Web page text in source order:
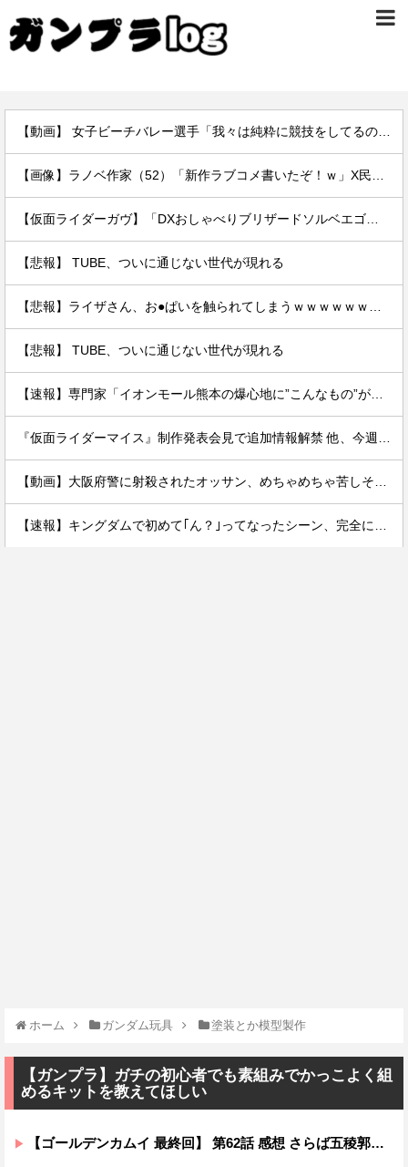
【悲報】 TUBE、ついに通じない世代が現れる
【悲報】 TUBE、ついに通じない世代が現れる
ホーム ガンダム玩具 塗装とか模型製作
【ガンプラ】ガチの初心者でも素組みでかっこよく組
めるキットを教えてほしい
【ゴールデンカムイ 最終回】 第62話 感想 さらば五稜郭！戦いの舞台は暴走列車へ【最終章（5期）】